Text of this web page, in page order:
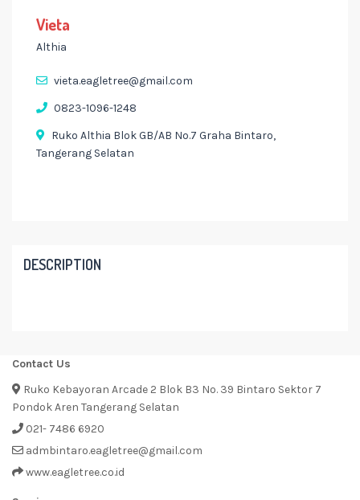
Vieta
Althia
vieta.eagletree@gmail.com
0823-1096-1248
Ruko Althia Blok GB/AB No.7 Graha Bintaro,
Tangerang Selatan
DESCRIPTION
Contact Us
Ruko Kebayoran Arcade 2 Blok B3 No. 39 Bintaro Sektor 7
Pondok Aren Tangerang Selatan
021- 7486 6920
admbintaro.eagletree@gmail.com
www.eagletree.co.id